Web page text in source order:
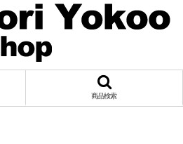
商品検索